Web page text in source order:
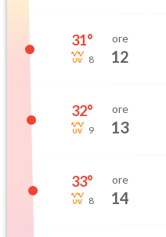
31°
8
ore
12
32°
9
ore
13
33°
8
ore
14